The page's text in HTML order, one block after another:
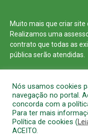
Muito mais que criar site
Realizamos uma
contrato que todas as
pública serão atendidas.
Todos os direitos
Nós usamos cookies
navegação no portal.
concorda com a
Para ter mais
Política de cookies (
ACEITO.